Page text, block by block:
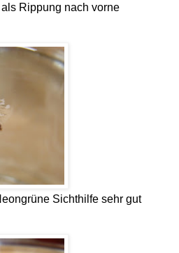
Rippung nach vorne
Sichthilfe sehr gut